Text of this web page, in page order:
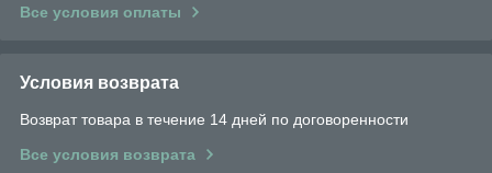
Все условия оплаты
Условия возврата
Возврат товара в течение 14 дней по договоренности
Все условия возврата